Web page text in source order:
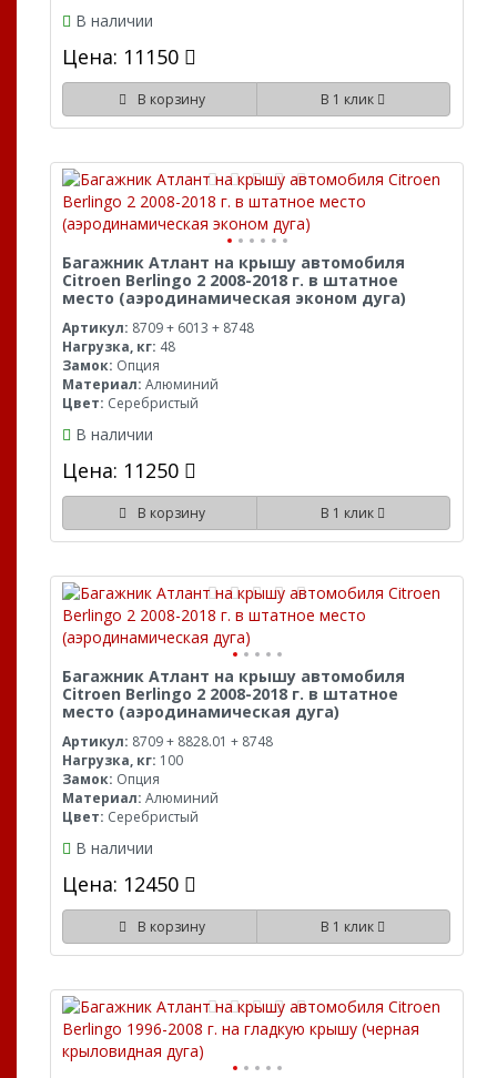
В наличии
Цена: 11150
В корзину В 1 клик
Багажник Атлант на крышу автомобиля
Citroen Berlingo 2 2008-2018 г. в штатное
место (аэродинамическая эконом дуга)
Артикул: 8709 + 6013 + 8748
Нагрузка, кг: 48
Замок: Опция
Материал: Алюминий
Цвет: Серебристый
В наличии
Цена: 11250
В корзину В 1 клик
Багажник Атлант на крышу автомобиля
Citroen Berlingo 2 2008-2018 г. в штатное
место (аэродинамическая дуга)
Артикул: 8709 + 8828.01 + 8748
Нагрузка, кг: 100
Замок: Опция
Материал: Алюминий
Цвет: Серебристый
В наличии
Цена: 12450
В корзину В 1 клик